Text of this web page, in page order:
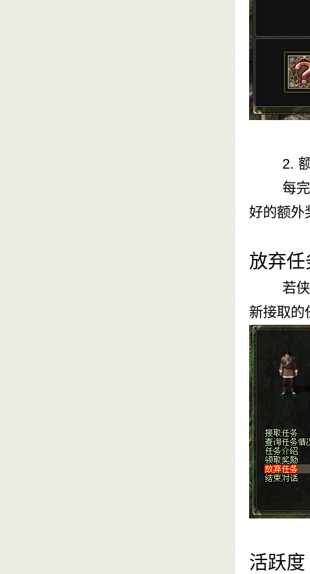
2. 额
每完成
好的额外
放弃任
若侠士
新接取的
活跃度